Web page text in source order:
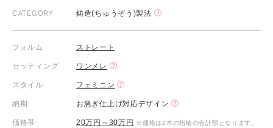
CATEGORY 鋳造(ちゅうぞう)製法
フォルム ストレート
セッティング ワンメレ
スタイル フェミニン
納期 お急ぎ仕上げ対応デザイン
価格帯 20万円～30万円 ※価格は2本の指輪の合計額となります。